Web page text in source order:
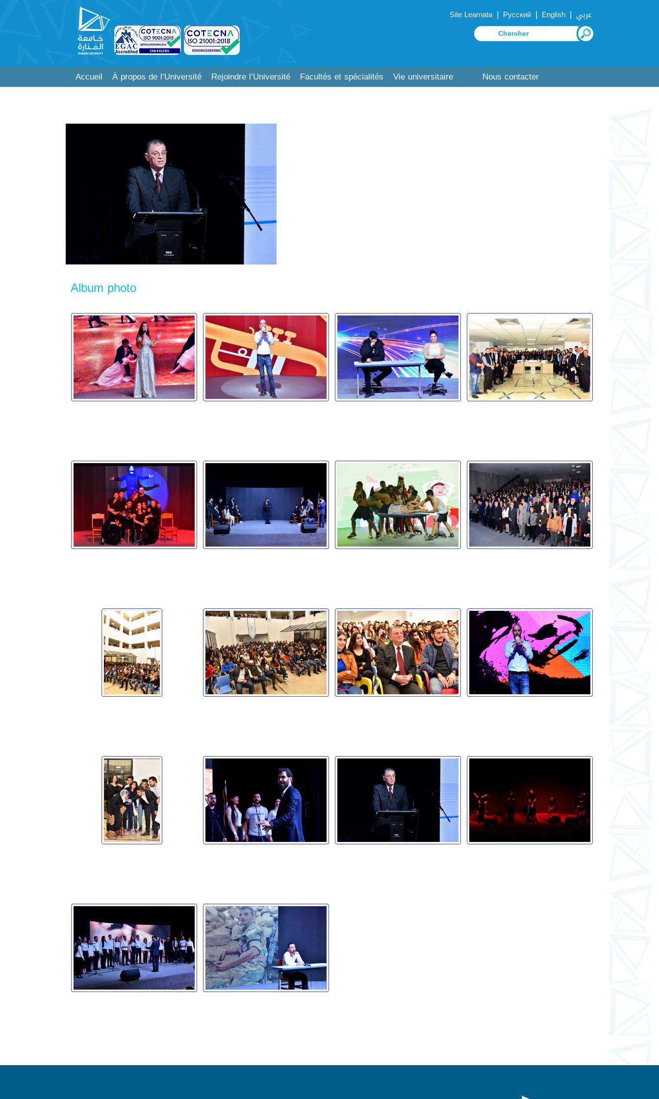
Site Learnata | Русский | English | عربي
Accueil À propos de l’Université Rejoindre l’Université Facultés et spécialités Vie universitaire Nous contacter
Album photo